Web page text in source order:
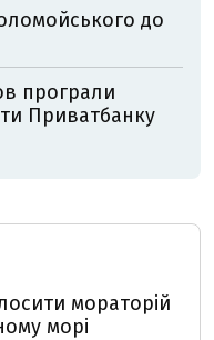
до
програли
Приватбанку
мораторій
морі